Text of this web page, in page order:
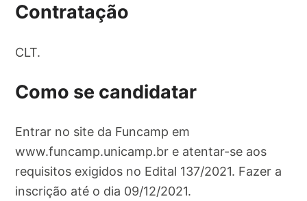
Contratação
CLT.
Como se candidatar
Entrar no site da Funcamp em
www.funcamp.unicamp.br e atentar-se aos
requisitos exigidos no Edital 137/2021. Fazer a
inscrição até o dia 09/12/2021.